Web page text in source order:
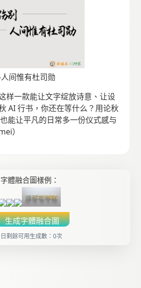
间惟有杜司勋
样一款能让文字绽放诗意、让设
AI 行书，你还在等什么？用论秋
能让平凡的日常多一份仪式感与
）
字體融合圖樣例：
生成字體融合圖
剩餘可用生成數：0次